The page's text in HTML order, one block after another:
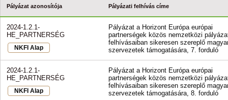
Pályázat azonosítója Pályázati felhívás címe
2024-1.2.1-
HE_PARTNERSÉG
NKFI Alap
Pályázat a Horizont Európa európai
partnerségek közös nemzetközi
felhívásaiban sikeresen szereplő
szervezetek támogatására, 7. forduló
2024-1.2.1-
HE_PARTNERSÉG
NKFI Alap
Pályázat a Horizont Európa európai
partnerségek közös nemzetközi
felhívásaiban sikeresen szereplő
szervezetek támogatására, 8. forduló